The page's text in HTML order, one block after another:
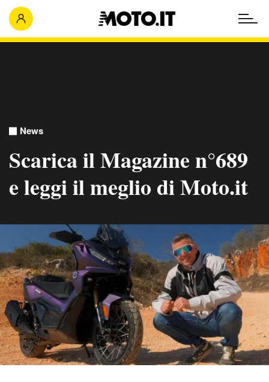
News
Scarica il Magazine n°689
e leggi il meglio di Moto.it